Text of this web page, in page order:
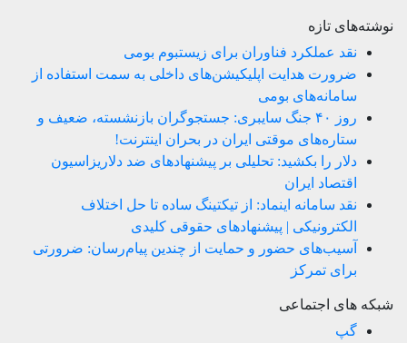
نوشته‌های تازه
نقد عملکرد فناوران برای زیستبوم بومی
ضرورت هدایت اپلیکیشن‌های داخلی به سمت استفاده از
سامانه‌های بومی
روز ۴۰ جنگ سایبری: جستجوگران بازنشسته، ضعیف و
ستاره‌های موقتی ایران در بحران اینترنت!
دلار را بکشید: تحلیلی بر پیشنهادهای ضد دلاریزاسیون
اقتصاد ایران
نقد سامانه اینماد: از تیکتینگ ساده تا حل اختلاف
الکترونیکی | پیشنهادهای حقوقی کلیدی
آسیب‌های حضور و حمایت از چندین پیام‌رسان: ضرورتی
برای تمرکز
شبکه های اجتماعی
گپ